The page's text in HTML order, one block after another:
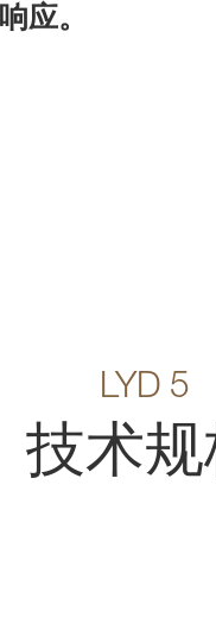
应。
LYD 5
技术规